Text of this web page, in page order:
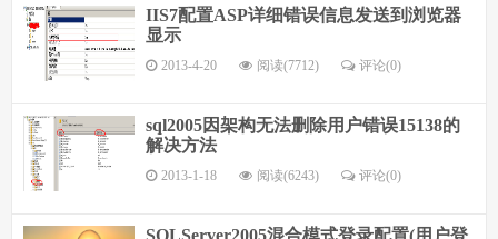
IIS7配置ASP详细错误信息发送到浏览器
显示
2013-4-20 阅读(7712) 评论(0)
sql2005因架构无法删除用户错误15138的
解决方法
2013-1-18 阅读(6243) 评论(0)
SQLServer2005混合模式登录配置(用户登